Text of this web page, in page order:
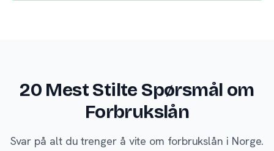
20 Mest Stilte Spørsmål om
Forbrukslån
Svar på alt du trenger å vite om forbrukslån i Norge.